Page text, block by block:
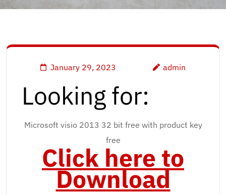
January 29, 2023 admin
Looking for:
Microsoft visio 2013 32 bit free with product key
free
Click here to
Download